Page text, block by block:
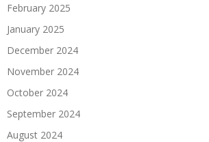
February 2025
January 2025
December 2024
November 2024
October 2024
September 2024
August 2024